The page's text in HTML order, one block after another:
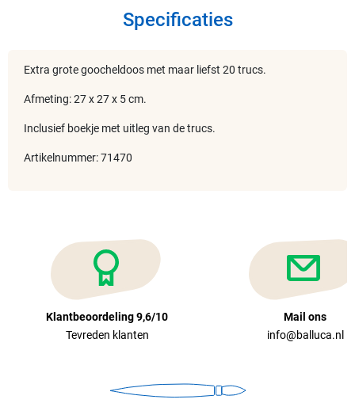
Specificaties
Extra grote goocheldoos met maar liefst 20 trucs.
Afmeting: 27 x 27 x 5 cm.
Inclusief boekje met uitleg van de trucs.
Artikelnummer: 71470
Klantbeoordeling 9,6/10
Tevreden klanten
Mail ons
info@balluca.nl